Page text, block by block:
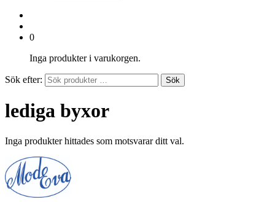
0
Inga produkter i varukorgen.
Sök efter: Sök
lediga byxor
Inga produkter hittades som motsvarar ditt val.